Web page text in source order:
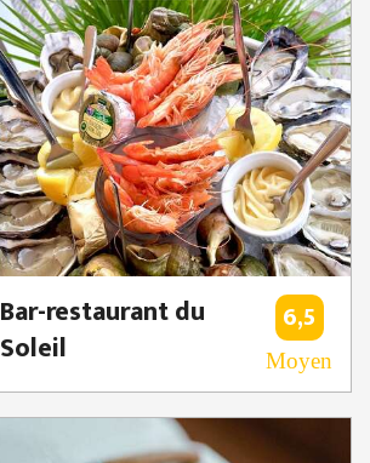
Bar-restaurant du
Soleil
6,5
Moyen